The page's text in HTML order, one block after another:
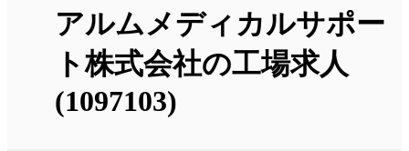
アルムメディカルサポー
ト株式会社の工場求人
(1097103)